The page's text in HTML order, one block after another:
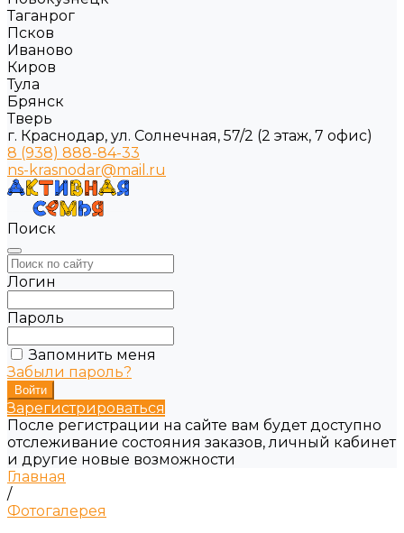
Таганрог
Псков
Иваново
Киров
Тула
Брянск
Тверь
г. Краснодар, ул. Солнечная, 57/2 (2 этаж, 7 офис)
8 (938) 888-84-33
ns-krasnodar@mail.ru
Поиск
Логин
Пароль
Запомнить меня
Забыли пароль?
Зарегистрироваться
После регистрации на сайте вам будет доступно
отслеживание состояния заказов, личный кабинет
и другие новые возможности
Главная
/
Фотогалерея